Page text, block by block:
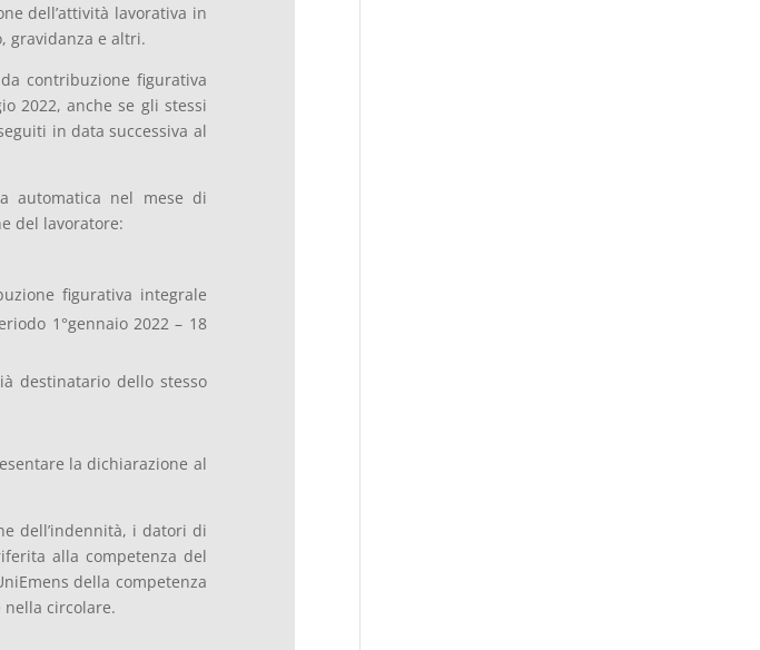
dell’attività lavorativa in
gravidanza e altri.
contribuzione figurativa
2022, anche se gli stessi
in data successiva al
automatica nel mese di
del lavoratore:
figurativa integrale
1°gennaio 2022 – 18
destinatario dello stesso
la dichiarazione al
dell’indennità, i datori di
alla competenza del
della competenza
nella circolare.